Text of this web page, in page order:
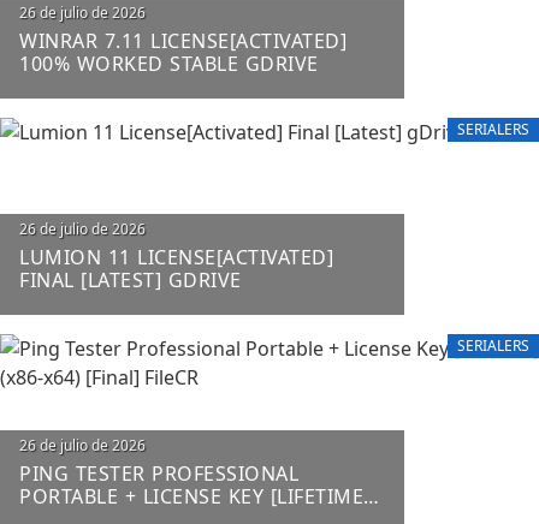
26 de julio de 2026
WINRAR 7.11 LICENSE[ACTIVATED]
100% WORKED STABLE GDRIVE
SERIALERS
26 de julio de 2026
LUMION 11 LICENSE[ACTIVATED]
FINAL [LATEST] GDRIVE
SERIALERS
26 de julio de 2026
PING TESTER PROFESSIONAL
PORTABLE + LICENSE KEY [LIFETIME]